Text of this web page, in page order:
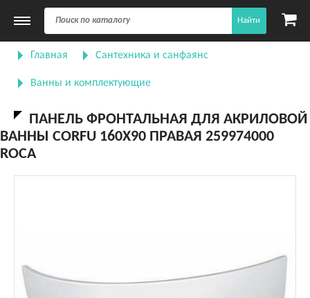
Найти
Главная Сантехника и санфаянс
Ванны и комплектующие
ПАНЕЛЬ ФРОНТАЛЬНАЯ ДЛЯ АКРИЛОВОЙ
ВАННЫ CORFU 160Х90 ПРАВАЯ 259974000
ROCA